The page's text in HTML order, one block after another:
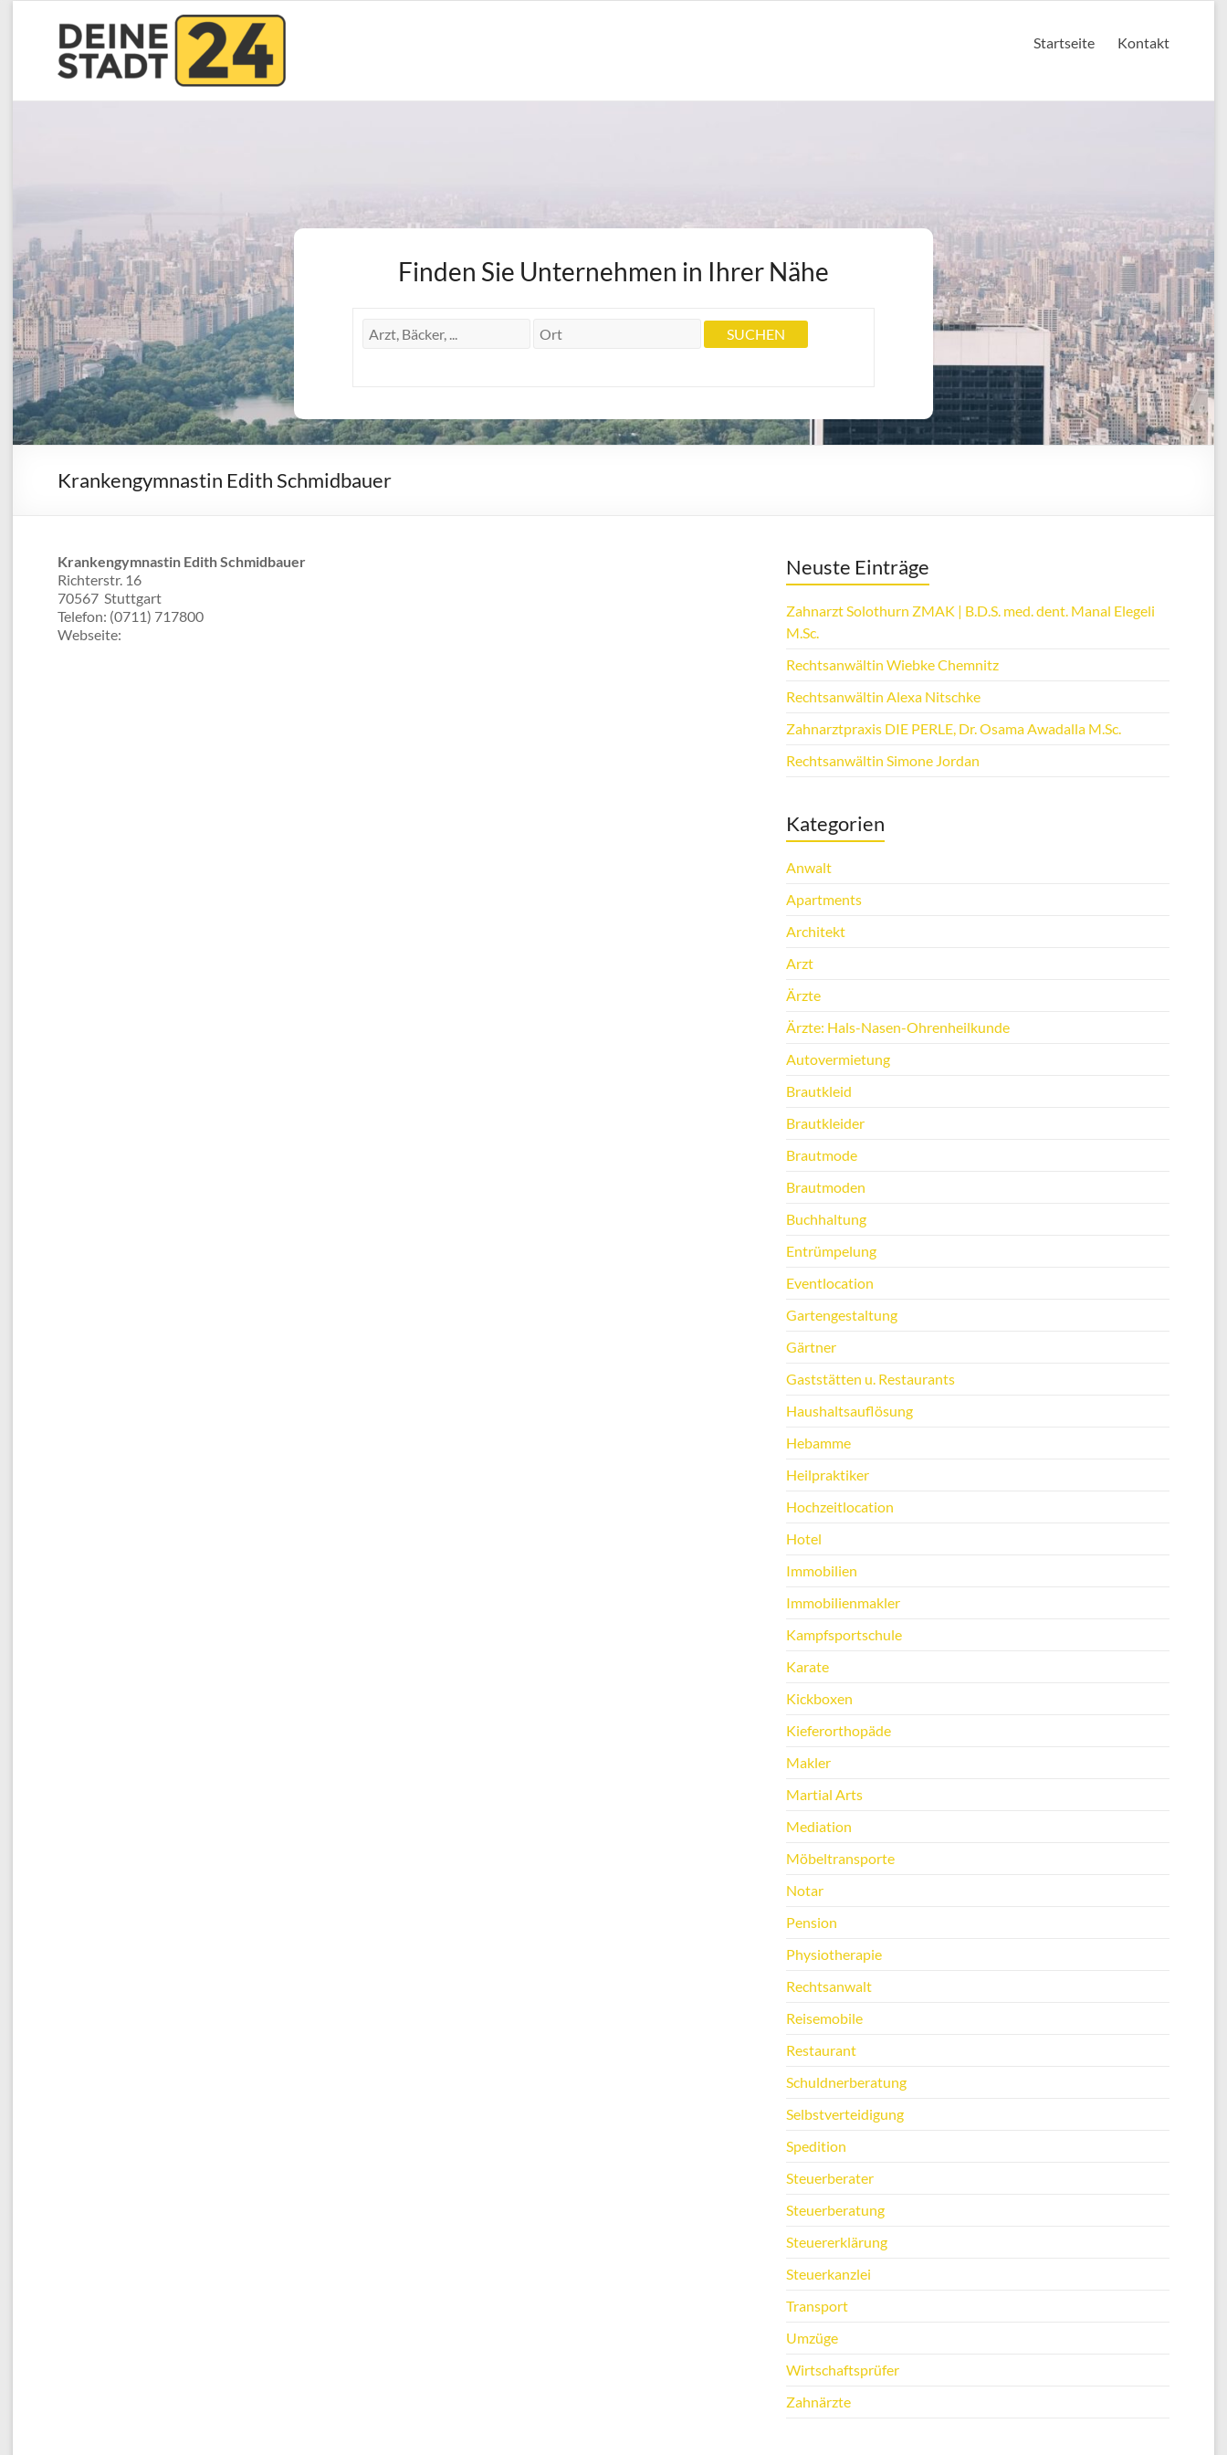
Startseite Kontakt
Krankengymnastin Edith Schmidbauer
Finden Sie Unternehmen in Ihrer Nähe
Krankengymnastin Edith Schmidbauer
Richterstr. 16
70567 Stuttgart
Telefon: (0711) 717800
Webseite:
Neuste Einträge
Zahnarzt Solothurn ZMAK | B.D.S. med. dent. Manal Elegeli
M.Sc.
Rechtsanwältin Wiebke Chemnitz
Rechtsanwältin Alexa Nitschke
Zahnarztpraxis DIE PERLE, Dr. Osama Awadalla M.Sc.
Rechtsanwältin Simone Jordan
Kategorien
Anwalt
Apartments
Architekt
Arzt
Ärzte
Ärzte: Hals-Nasen-Ohrenheilkunde
Autovermietung
Brautkleid
Brautkleider
Brautmode
Brautmoden
Buchhaltung
Entrümpelung
Eventlocation
Gartengestaltung
Gärtner
Gaststätten u. Restaurants
Haushaltsauflösung
Hebamme
Heilpraktiker
Hochzeitlocation
Hotel
Immobilien
Immobilienmakler
Kampfsportschule
Karate
Kickboxen
Kieferorthopäde
Makler
Martial Arts
Mediation
Möbeltransporte
Notar
Pension
Physiotherapie
Rechtsanwalt
Reisemobile
Restaurant
Schuldnerberatung
Selbstverteidigung
Spedition
Steuerberater
Steuerberatung
Steuererklärung
Steuerkanzlei
Transport
Umzüge
Wirtschaftsprüfer
Zahnärzte